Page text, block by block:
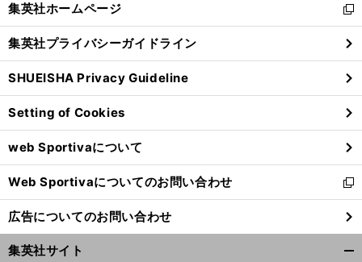
閉
る
集英社ホームページ
新
し
い
ウ
ィ
ン
ド
ウ
で
開
く
集英社プライバシーガイドライン
SHUEISHA Privacy Guideline
Setting of Cookies
web Sportivaについて
Web Sportivaについてのお問い合わせ
新
し
い
ウ
ィ
広告についてのお問い合わせ
集英社サイト